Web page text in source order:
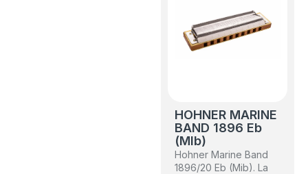
HOHNER MARINE
BAND 1896 Eb
(MIb)
Hohner Marine Band
1896/20 Eb (Mib). La